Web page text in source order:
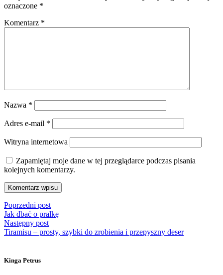
oznaczone *
Komentarz *
Nazwa *
Adres e-mail *
Witryna internetowa
Zapamiętaj moje dane w tej przeglądarce podczas pisania
kolejnych komentarzy.
Poprzedni post
Jak dbać o pralkę
Następny post
Tiramisu – prosty, szybki do zrobienia i przepyszny deser
Kinga Petrus